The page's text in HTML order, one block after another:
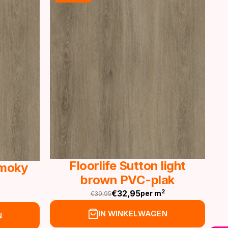
Floorlife Sutton light
brown PVC-plak
€39,95
Oorspronkelijke
prijs
€32,95
Huidige
prijs
per m2
IN WINKELWAGEN